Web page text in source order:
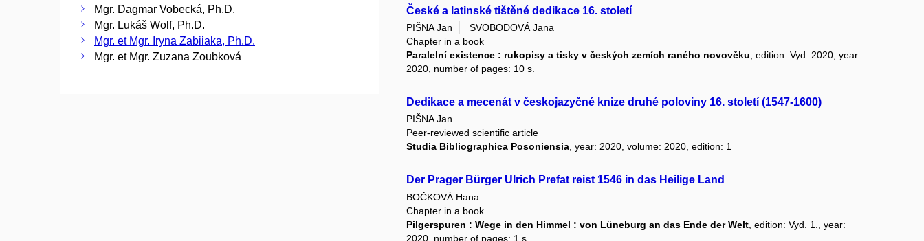
Mgr. Dagmar Vobecká, Ph.D.
Mgr. Lukáš Wolf, Ph.D.
Mgr. et Mgr. Iryna Zabiiaka, Ph.D.
Mgr. et Mgr. Zuzana Zoubková
České a latinské tištěné dedikace 16. století
PIŠNA Jan
SVOBODOVÁ Jana
Chapter in a book
Paralelní existence : rukopisy a tisky v českých zemích raného novověku , edition: Vyd. 2020, year:
2020, number of pages: 10 s.
Dedikace a mecenát v českojazyčné knize druhé poloviny 16. století (1547-1600)
PIŠNA Jan
Peer-reviewed scientific article
Studia Bibliographica Posoniensia, year: 2020, volume: 2020, edition: 1
Der Prager Bürger Ulrich Prefat reist 1546 in das Heilige Land
BOČKOVÁ Hana
Chapter in a book
Pilgerspuren : Wege in den Himmel : von Lüneburg an das Ende der Welt , edition: Vyd. 1., year:
2020, number of pages: 1 s.